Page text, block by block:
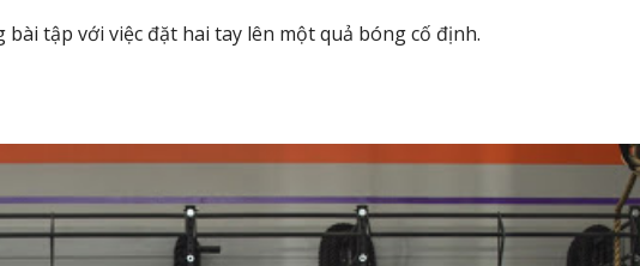
tập với việc đặt hai tay lên một quả bóng cố định.